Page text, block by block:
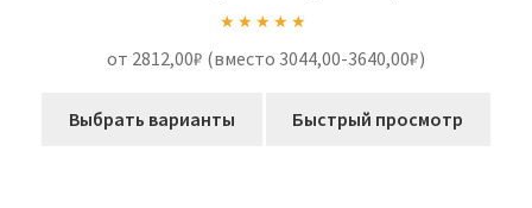
от 2812,00₽ (вместо 3044,00-3640,00₽)
Выбрать варианты Быстрый просмотр